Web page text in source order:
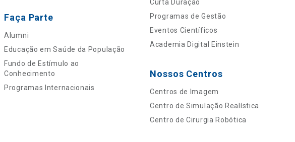
Faça Parte
Alumni
Educação em Saúde da População
Fundo de Estímulo ao
Conhecimento
Programas Internacionais
Curta Duração
Programas de Gestão
Eventos Científicos
Academia Digital Einstein
Nossos Centros
Centros de Imagem
Centro de Simulação Realística
Centro de Cirurgia Robótica